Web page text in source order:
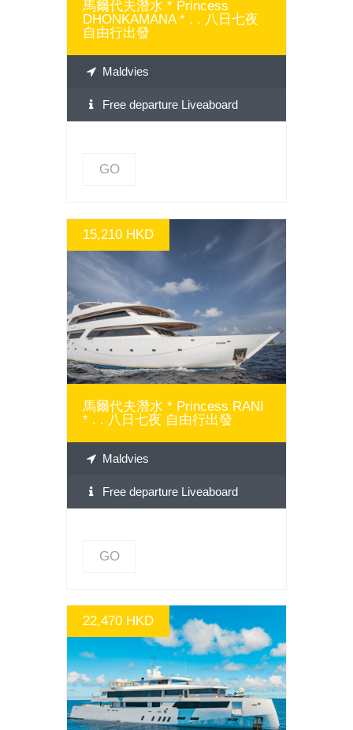
馬爾代夫潛水 * Princess
DHONKAMANA * . . 八日七夜
自由行出發
Maldvies
Free departure Liveaboard
GO
15,210 HKD
GO
馬爾代夫潛水 * Princess RANI
* . . 八日七夜 自由行出發
Maldvies
Free departure Liveaboard
GO
22,470 HKD
GO